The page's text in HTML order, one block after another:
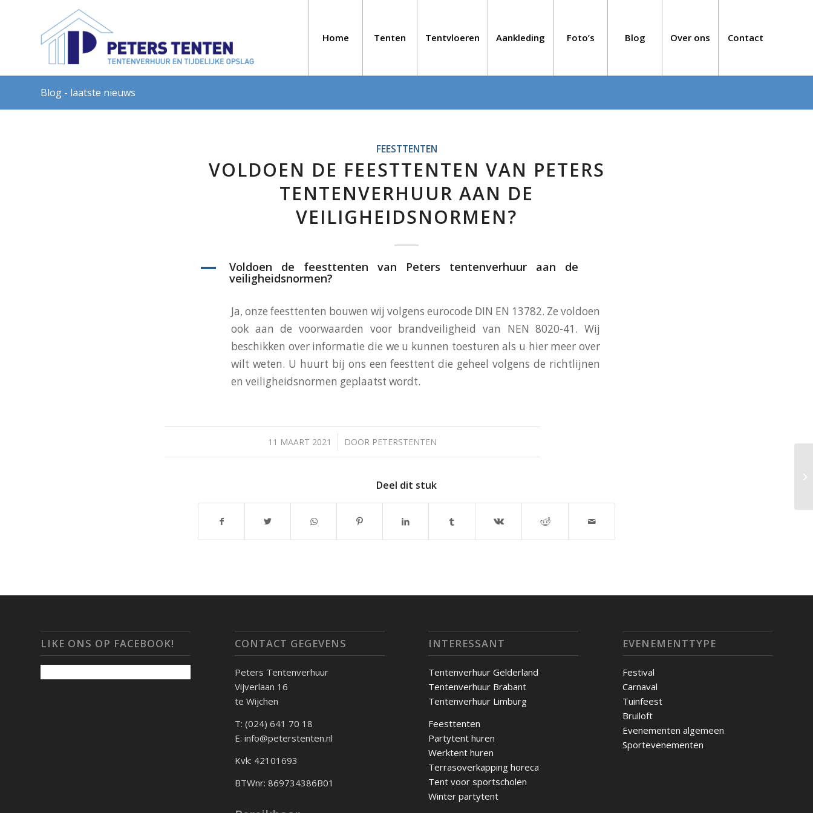
Home Tenten Tentvloeren Aankleding Foto’s Blog Over ons Contact
Blog - laatste nieuws
FEESTTENTEN
VOLDOEN DE FEESTTENTEN VAN PETERS
TENTENVERHUUR AAN DE
VEILIGHEIDSNORMEN?
A Voldoen de feesttenten van Peters tentenverhuur aan de
veiligheidsnormen?
Ja, onze feesttenten bouwen wij volgens eurocode DIN EN 13782. Ze voldoen
ook aan de voorwaarden voor brandveiligheid van NEN 8020-41. Wij
beschikken over informatie die we u kunnen toesturen als u hier meer over
wilt weten. U huurt bij ons een feesttent die geheel volgens de richtlijnen
en veiligheidsnormen geplaatst wordt.
11 MAART 2021
/ DOOR PETERSTENTEN
Deel dit stuk
LIKE ONS OP FACEBOOK! CONTACT GEGEVENS
Peters Tentenverhuur
Vijverlaan 16
te Wijchen
T: (024) 641 70 18
E: info@peterstenten.nl
Kvk: 42101693
BTWnr: 869734386B01
INTERESSANT
Tentenverhuur Gelderland
Tentenverhuur Brabant
Tentenverhuur Limburg
Feesttenten
Partytent huren
Werktent huren
Terrasoverkapping horeca
Tent voor sportscholen
Winter partytent
EVENEMENTTYPE
Festival
Carnaval
Tuinfeest
Bruiloft
Evenementen algemeen
Sportevenementen